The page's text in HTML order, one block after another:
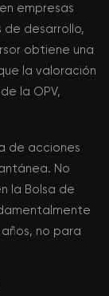
empresas
desarrollo,
obtiene una
la valoración
la OPV,
de acciones
No
la Bolsa de
no para